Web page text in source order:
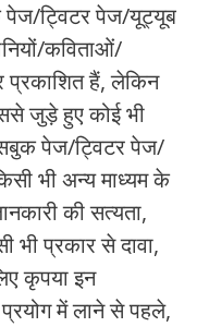
ट्विटर पेज/यूट्यूब
कविताओं/
प्रकाशित हैं, लेकिन
जुड़े हुए कोई भी
पेज/ट्विटर पेज/
भी अन्य माध्यम के
की सत्यता,
भी प्रकार से दावा,
कृपया इन
में लाने से पहले,